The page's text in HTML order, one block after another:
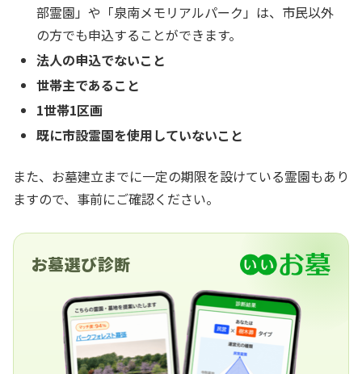
部霊園」や「泉南メモリアルパーク」は、市民以外
の方でも申込することができます。
法人の申込でないこと
世帯主であること
1世帯1区画
既に市設霊園を使用していないこと
また、お墓建立までに一定の期限を設けている霊園もあり
ますので、事前にご確認ください。
お墓選び診断